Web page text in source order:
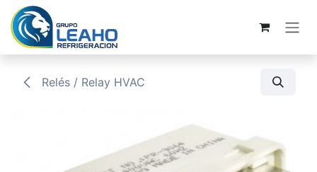
Ir al contenido
Relés / Relay HVAC